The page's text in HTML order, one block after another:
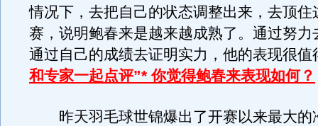
情况下，去把自己的状态调整出来，去顶住
赛，说明鲍春来是越来越成熟了。通过努力
通过自己的成绩去证明实力，他的表现很值
和专家一起点评”* 你觉得鲍春来表现如何？
昨天羽毛球世锦爆出了开赛以来最大